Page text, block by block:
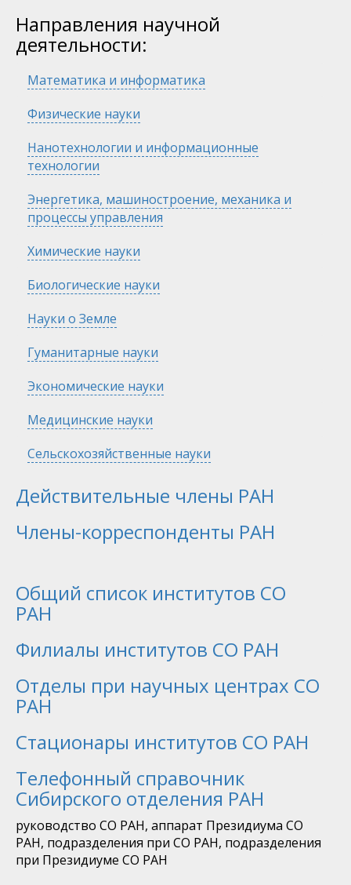
Направления научной
деятельности:
Скрыть
Математика и информатика
Скрыть
Физические науки
Скрыть
Нанотехнологии и информационные
технологии
Скрыть
Энергетика, машиностроение, механика и
процессы управления
Скрыть
Химические науки
Скрыть
Биологические науки
Скрыть
Науки о Земле
Скрыть
Гуманитарные науки
Скрыть
Экономические науки
Скрыть
Медицинские науки
Скрыть
Сельскохозяйственные науки
Действительные члены РАН
Члены-корреспонденты РАН
Общий список институтов СО
РАН
Филиалы институтов СО РАН
Отделы при научных центрах СО
РАН
Стационары институтов СО РАН
Телефонный справочник
Сибирского отделения РАН
руководство СО РАН, аппарат Президиума СО
РАН, подразделения при СО РАН, подразделения
при Президиуме СО РАН